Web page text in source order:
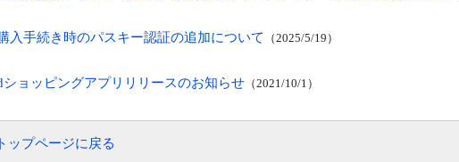
入手続き時のパスキー認証の追加について 2025/5/19
ショッピングアプリリリースのお知らせ 2021/10/1
トップページに戻る